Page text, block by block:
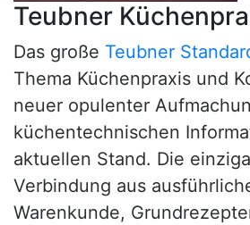
Teubner
Das große Teubner
Thema Küchenpraxis und
neuer opulenter
küchentechnischen
aktuellen Stand. Die
Verbindung aus
Warenkunde,